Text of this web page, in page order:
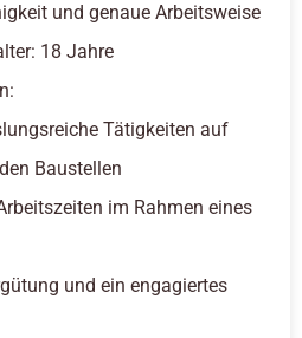
und genaue Arbeitsweise
18 Jahre
Tätigkeiten auf
Baustellen
im Rahmen eines
und ein engagiertes